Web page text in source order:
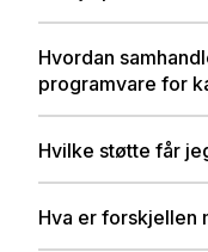
Hvordan
programvare for
Hvilke støtte får
Hva er forskjellen